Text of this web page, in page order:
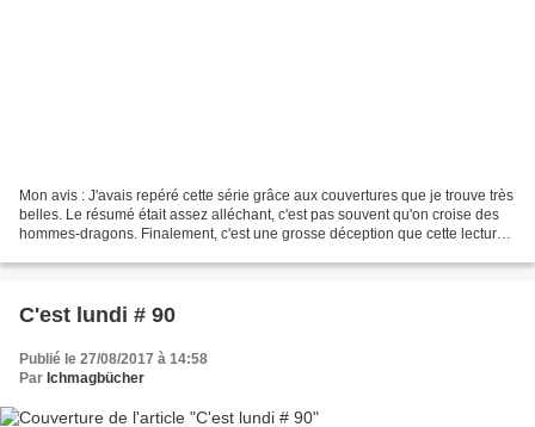
Mon avis : J'avais repéré cette série grâce aux couvertures que je trouve très
belles. Le résumé était assez alléchant, c'est pas souvent qu'on croise des
hommes-dragons. Finalement, c'est une grosse déception que cette lecture,
C'est lundi # 90
Publié le 27/08/2017 à 14:58
Par Ichmagbücher